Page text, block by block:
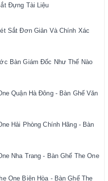
Đựng Tài Liệu
Sắt Đơn Giản Và Chính Xác
Bàn Giám Đốc Như Thế Nào
Quận Hà Đông - Bàn Ghế Văn
Hải Phòng Chính Hãng - Bàn
Nha Trang - Bàn Ghế The One
One Biên Hòa - Bàn Ghế The